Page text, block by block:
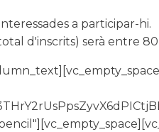
a participar-hi.
d'inscrits) serà entre